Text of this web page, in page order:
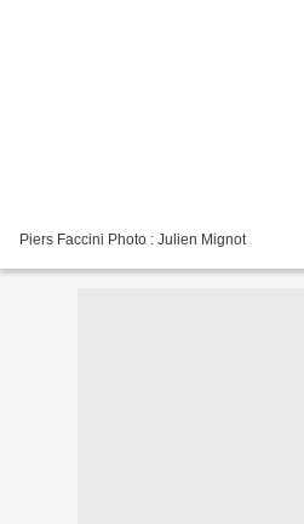
Piers Faccini Photo : Julien Mignot